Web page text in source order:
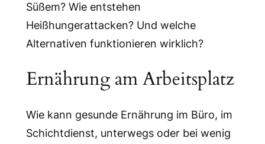
Süßem? Wie entstehen
Heißhungerattacken? Und welche
Alternativen funktionieren wirklich?
Ernährung am Arbeitsplatz
Wie kann gesunde Ernährung im Büro, im
Schichtdienst, unterwegs oder bei wenig